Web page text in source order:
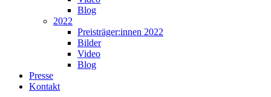
Blog
2022
Preisträger:innen 2022
Bilder
Video
Blog
Presse
Kontakt